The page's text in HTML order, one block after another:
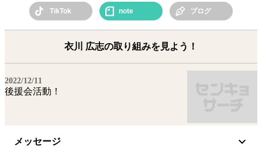
TikTok note ブログ
衣川 広志の取り組みを見よう！
2022/12/11
後援会活動！
メッセージ